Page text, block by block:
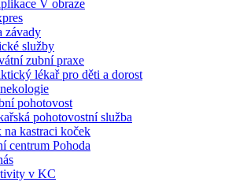
V obraze
závady
služby
zubní praxe
lékař pro děti a dorost
pohotovost
pohotovostní služba
na kastraci koček
centrum Pohoda
v KC